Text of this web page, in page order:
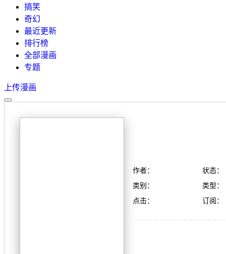
搞笑
奇幻
最近更新
排行榜
全部漫画
专题
上传漫画
作者：
状态：
类别：
类型：
点击：
订阅：